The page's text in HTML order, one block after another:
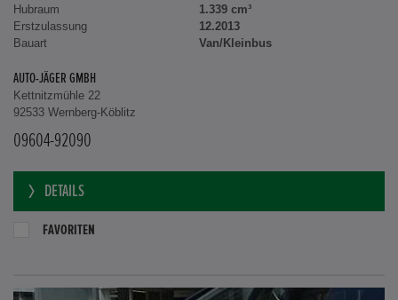
Hubraum
1.339 cm³
Erstzulassung
12.2013
Bauart
Van/Kleinbus
AUTO-JÄGER GMBH
Kettnitzmühle 22
92533 Wernberg-Köblitz
09604-92090
DETAILS
FAVORITEN